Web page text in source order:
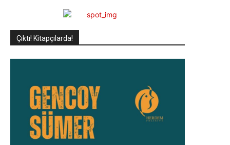
Çıktı! Kitapçılarda!